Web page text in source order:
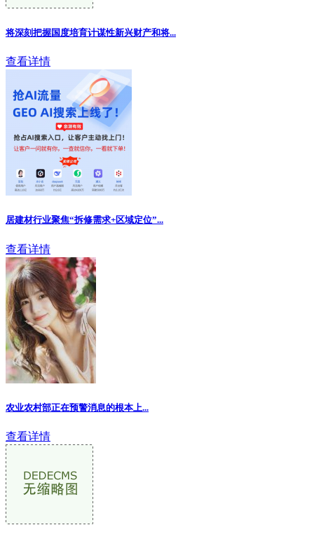
将深刻把握国度培育计谋性新兴财产和将...
查看详情
居建材行业聚焦“拆修需求+区域定位”...
查看详情
农业农村部正在预警消息的根本上...
查看详情